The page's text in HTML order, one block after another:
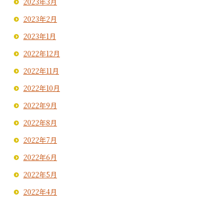
2023年2月
2023年1月
2022年12月
2022年11月
2022年10月
2022年9月
2022年8月
2022年7月
2022年6月
2022年5月
2022年4月